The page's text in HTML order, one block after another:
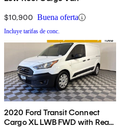
$10,900 Buena oferta
Incluye tarifas de conc.
2020 Ford Transit Connect
Cargo XL LWB FWD with Rear